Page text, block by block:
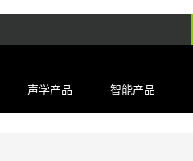
声学产品 智能产品